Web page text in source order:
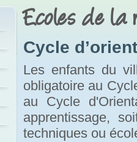
Ecoles de la
Cycle
Les enfants du
obligatoire au
au Cycle
apprentissage,
techniques ou